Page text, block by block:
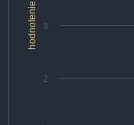
hodnotenie
2
3